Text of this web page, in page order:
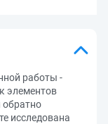
работы -
элементов
исследована